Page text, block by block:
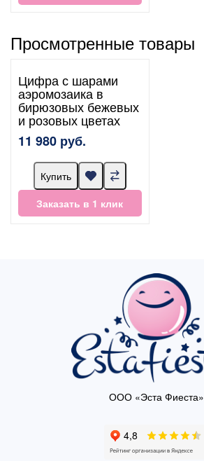
Просмотренные товары
Цифра с шарами
аэромозаика в
бирюзовых бежевых
и розовых цветах
11 980 руб.
Купить
Заказать в 1 клик
ООО «Эста Фиеста»